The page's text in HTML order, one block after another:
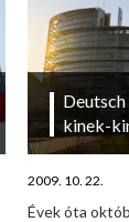
kinek-
2009. 10. 22.
Évek óta